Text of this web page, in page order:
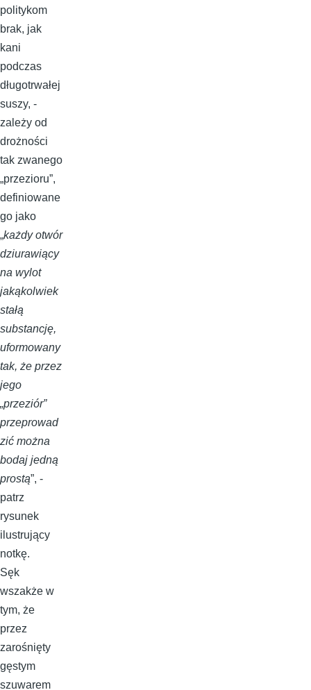
politykom
brak, jak
kani
podczas
długotrwałej
suszy, -
zależy od
drożności
tak zwanego
„przezioru”,
definiowane
go jako
„każdy otwór
dziurawiący
na wylot
jakąkolwiek
stałą
substancję,
uformowany
tak, że przez
jego
„przeziór”
przeprowad
zić można
bodaj jedną
prostą”, -
patrz
rysunek
ilustrujący
notkę.
Sęk
wszakże w
tym, że
przez
zarośnięty
gęstym
szuwarem